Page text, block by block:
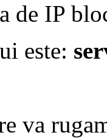
de IP
este:
va